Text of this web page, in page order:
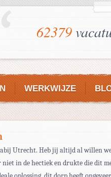
62379
WERKWIJZE
Utrecht. Heb jij altijd al willen
in de hectiek en drukte die dit